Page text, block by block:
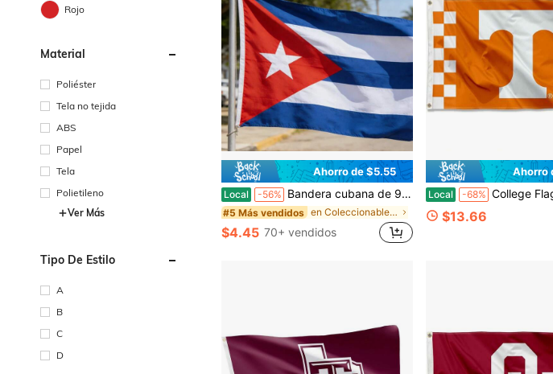
Rojo
Material
Poliéster
Tela no tejida
ABS
Papel
Tela
Polietileno
Ver Más
Tipo De Estilo
A
B
C
D
Ahorro de $5.55
Local -56% Bandera cubana de 90x150 cm de poliéster para decoración del hogar y fiestas
#5 Más vendidos en Coleccionables deportivos - Banderas
$4.45 70+ vendidos
Ahorro
Local -68% College Flags & Banners Co. Bandera
$13.66